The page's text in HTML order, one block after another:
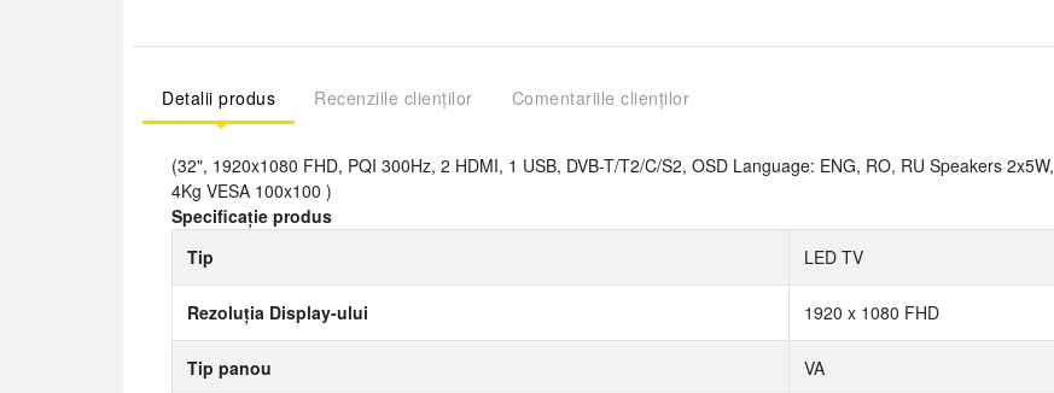
Detalii produs Recenziile clienților Comentariile clienților
(32", 1920x1080 FHD, PQI 300Hz, 2 HDMI, 1 USB, DVB-T/T2/C/S2, OSD Language: ENG, RO, RU Speakers 2x5W,
4Kg VESA 100x100 )
Specificație produs
Tip
LED TV
Rezoluția Display-ului 1920 x 1080 FHD
Tip panou VA